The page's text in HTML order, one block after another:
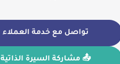
تواصل مع خدمة العملاء
📤 مشاركة السيرة الذاتية